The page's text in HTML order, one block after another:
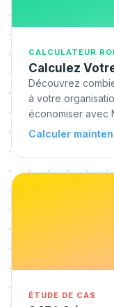
CALCULATEUR ROI
Calculez
Découvrez
à votre
économiser avec
Calculer
ÉTUDE DE CAS